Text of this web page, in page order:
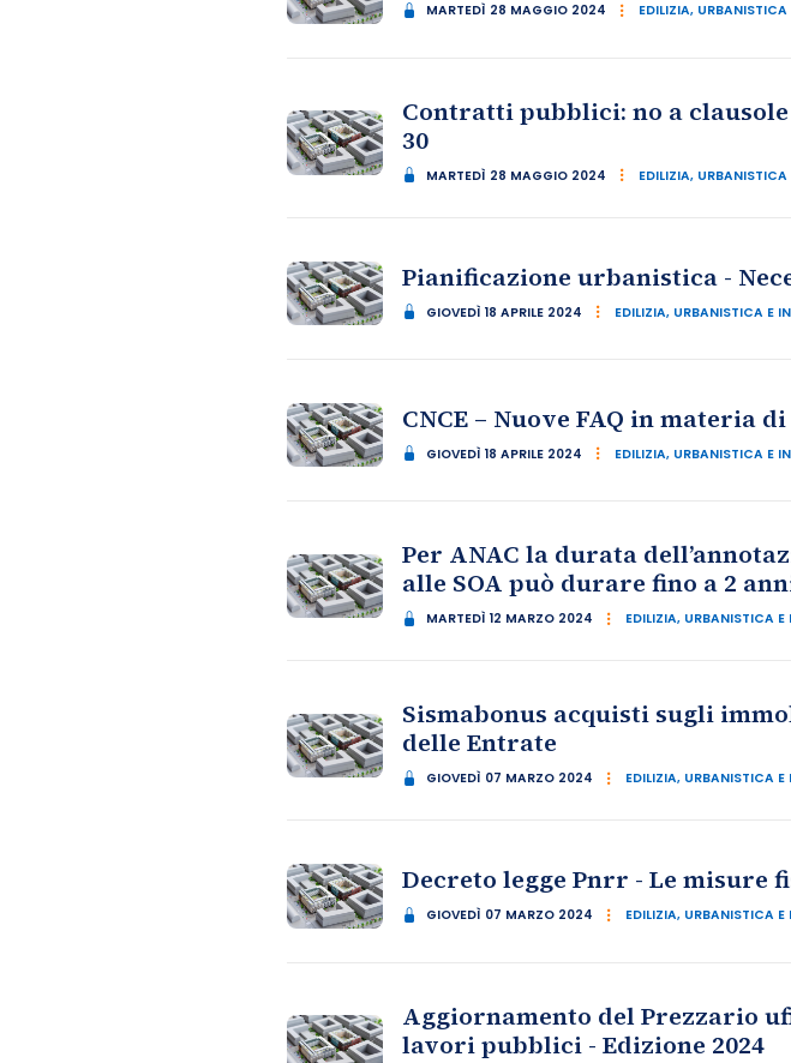
MARTEDÌ 28 MAGGIO 2024 EDILIZIA, URBANISTICA
Contratti pubblici: no a
30
MARTEDÌ 28 MAGGIO 2024 EDILIZIA, URBANISTICA
Pianificazione urbanistica -
GIOVEDÌ 18 APRILE 2024 EDILIZIA, URBANISTICA E
CNCE – Nuove FAQ in materia
GIOVEDÌ 18 APRILE 2024 EDILIZIA, URBANISTICA E
Per ANAC la durata
alle SOA può durare fino a 2
MARTEDÌ 12 MARZO 2024 EDILIZIA, URBANISTICA E
Sismabonus acquisti sugli
delle Entrate
GIOVEDÌ 07 MARZO 2024 EDILIZIA, URBANISTICA E
Decreto legge Pnrr - Le misure
GIOVEDÌ 07 MARZO 2024 EDILIZIA, URBANISTICA E
Aggiornamento del Prezzario
lavori pubblici - Edizione 2024